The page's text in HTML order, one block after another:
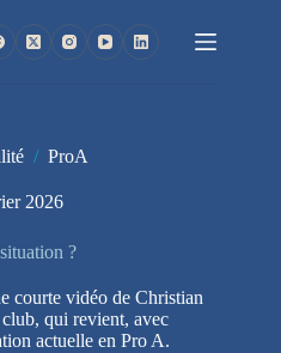
/ ProA
2026
?
courte vidéo de Christian
qui revient, avec
actuelle en Pro A.